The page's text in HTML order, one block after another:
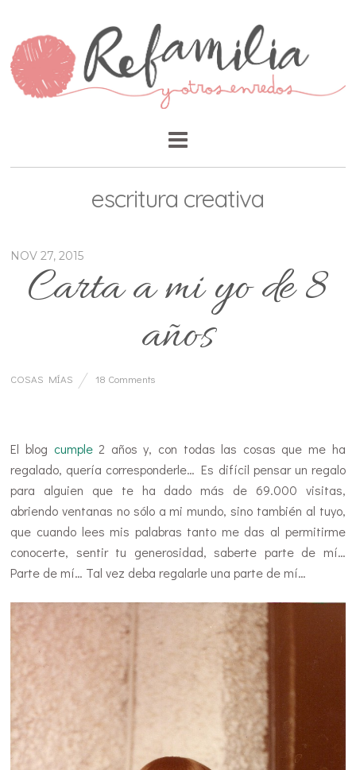
escritura creativa
NOV 27, 2015
Carta a mi yo de 8
años
COSAS MÍAS 18 Comments
El blog cumple2 años y, con todas las cosas que me ha
regalado, quería corresponderle… Es difícil pensar un regalo
para alguien que te ha dado más de 69.000 visitas,
abriendo ventanas no sólo a mi mundo, sino también al tuyo,
que cuando lees mis palabras tanto me das al permitirme
conocerte, sentir tu generosidad, saberte parte de mí…
Parte de mí… Tal vez deba regalarle una parte de mí…